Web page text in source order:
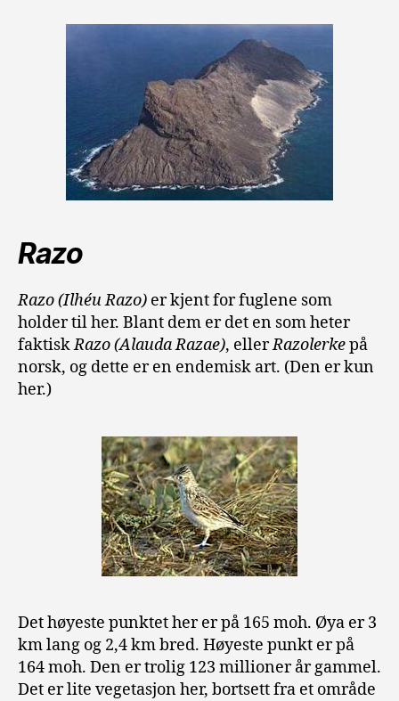
Razo
Razo(IlhéuRazo) er kjent for fuglene som
holder til her. Blant dem er det en som heter
faktiskRazo (Alauda Razae), ellerRazolerkepå
norsk, og dette er en endemisk art. (Den er kun
her.)
Det høyeste punktet her er på 165 moh. Øya er 3
km lang og 2,4 km bred. Høyeste punkt er på
164 moh. Den er trolig 123 millioner år gammel.
Det er lite vegetasjon her, bortsett fra et område